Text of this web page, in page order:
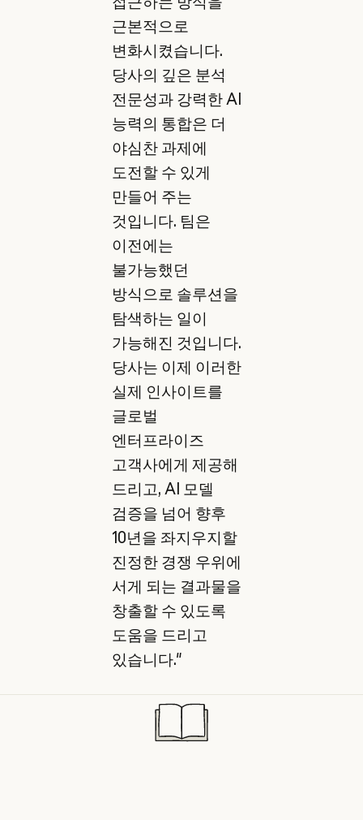
근본적으로
변화시켰습니다.
당사의 깊은 분석
전문성과 강력한 AI
능력의 통합은 더
야심찬 과제에
도전할 수 있게
만들어 주는
것입니다. 팀은
이전에는
불가능했던
방식으로 솔루션을
탐색하는 일이
가능해진 것입니다.
당사는 이제 이러한
실제 인사이트를
글로벌
엔터프라이즈
고객사에게 제공해
드리고, AI 모델
검증을 넘어 향후
10년을 좌지우지할
진정한 경쟁 우위에
서게 되는 결과물을
창출할 수 있도록
도움을 드리고
있습니다."